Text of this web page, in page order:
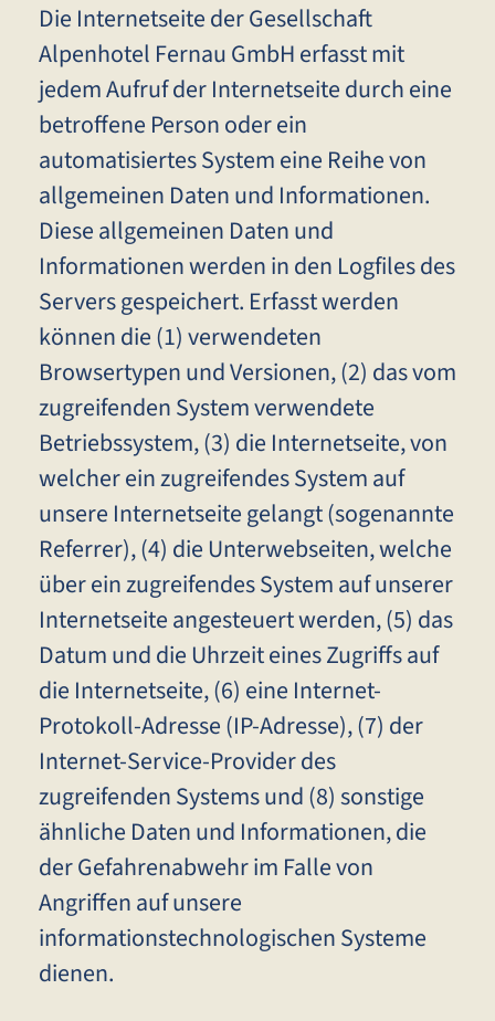
Die Internetseite der Gesellschaft
Alpenhotel Fernau GmbH erfasst mit
jedem Aufruf der Internetseite durch eine
betroffene Person oder ein
automatisiertes System eine Reihe von
allgemeinen Daten und Informationen.
Diese allgemeinen Daten und
Informationen werden in den Logfiles des
Servers gespeichert. Erfasst werden
können die (1) verwendeten
Browsertypen und Versionen, (2) das vom
zugreifenden System verwendete
Betriebssystem, (3) die Internetseite, von
welcher ein zugreifendes System auf
unsere Internetseite gelangt (sogenannte
Referrer), (4) die Unterwebseiten, welche
über ein zugreifendes System auf unserer
Internetseite angesteuert werden, (5) das
Datum und die Uhrzeit eines Zugriffs auf
die Internetseite, (6) eine Internet-
Protokoll-Adresse (IP-Adresse), (7) der
Internet-Service-Provider des
zugreifenden Systems und (8) sonstige
ähnliche Daten und Informationen, die
der Gefahrenabwehr im Falle von
Angriffen auf unsere
informationstechnologischen Systeme
dienen.